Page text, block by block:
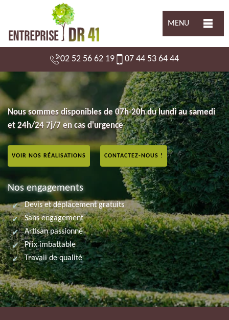
MENU
02 52 56 62 19 07 44 53 64 44
Nous sommes disponibles de 07h-20h du lundi au samedi
et 24h/24 7j/7 en cas d'urgence
VOIR NOS RÉALISATIONS CONTACTEZ-NOUS !
Nos engagements
Devis et déplacement gratuits
Sans engagement
Artisan passionné
Prix imbattable
Travail de qualité